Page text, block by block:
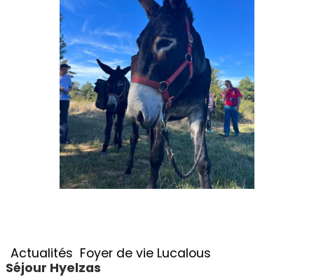
Actualités Foyer de vie Lucalous
Séjour Hyelzas